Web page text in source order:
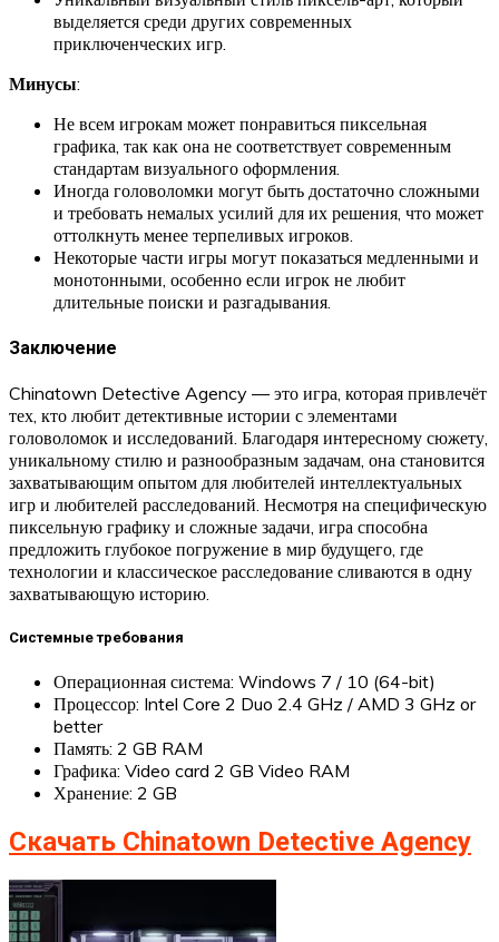
выделяется среди других современных
приключенческих игр.
Минусы:
Не всем игрокам может понравиться пиксельная
графика, так как она не соответствует современным
стандартам визуального оформления.
Иногда головоломки могут быть достаточно сложными
и требовать немалых усилий для их решения, что может
оттолкнуть менее терпеливых игроков.
Некоторые части игры могут показаться медленными и
монотонными, особенно если игрок не любит
длительные поиски и разгадывания.
Заключение
Chinatown Detective Agency — это игра, которая привлечёт
тех, кто любит детективные истории с элементами
головоломок и исследований. Благодаря интересному сюжету,
уникальному стилю и разнообразным задачам, она становится
захватывающим опытом для любителей интеллектуальных
игр и любителей расследований. Несмотря на специфическую
пиксельную графику и сложные задачи, игра способна
предложить глубокое погружение в мир будущего, где
технологии и классическое расследование сливаются в одну
захватывающую историю.
Системные требования
Операционная система: Windows 7 / 10 (64-bit)
Процессор: Intel Core 2 Duo 2.4 GHz / AMD 3 GHz or
better
Память: 2 GB RAM
Графика: Video card 2 GB Video RAM
Хранение: 2 GB
Скачать Chinatown Detective Agency